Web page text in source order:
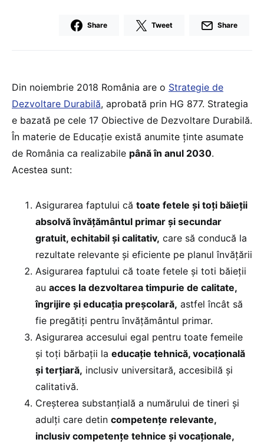
Share Tweet Share
Din noiembrie 2018 România are o Strategie de
Dezvoltare Durabilă, aprobată prin HG 877. Strategia
e bazată pe cele 17 Obiective de Dezvoltare Durabilă.
În materie de Educaţie există anumite ţinte asumate
de România ca realizabile până în anul 2030.
Acestea sunt:
Asigurarea faptului că toate fetele și toți băieții
absolvă învățământul primar și secundar
gratuit, echitabil și calitativ, care să conducă la
rezultate relevante și eficiente pe planul învățării
Asigurarea faptului că toate fetele și toti băieții
au acces la dezvoltarea timpurie de calitate,
îngrijire și educația preșcolară, astfel încât să
fie pregătiți pentru învățământul primar.
Asigurarea accesului egal pentru toate femeile
și toți bărbații la educație tehnică, vocațională
și terțiară, inclusiv universitară, accesibilă și
calitativă.
Creșterea substanțială a numărului de tineri și
adulți care detin competențe relevante,
inclusiv competențe tehnice și vocaționale,